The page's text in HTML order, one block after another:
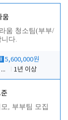
움
움 청소팀(부부/
다.
5,600,000원
전반적인 청소 업무(객실청소.객실정리)
1년 이상
, 부부팀 모집